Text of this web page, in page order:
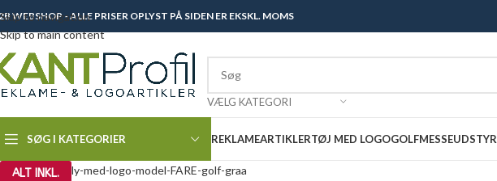
Skip to navigation
Skip to main content
WEBSHOP - ALLE PRISER OPLYST PÅ SIDEN ER EKSKL. MOMS
VÆLG KATEGORI
SØG I KATEGORIER REKLAMEARTIKLERTØJ MED LOGOGOLFMESSEUDSTYR
ALT INKL.